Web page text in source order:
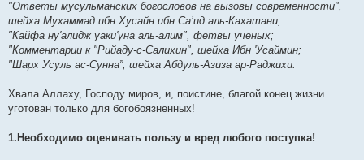
"Ответы мусульманских богословов на вызовы современности",
шейха Мухаммад ибн Хусайн ибн Са’ид аль-Кахатани;
"Кайфа ну'алидж уаки'уна аль-алим", фетвы ученых;
"Комментарии к "Рийаду-с-Салихин", шейха Ибн 'Усаймин;
"Шарх Усуль ас-Сунна”, шейха Абдуль-Азиза ар-Раджихи.
Хвала Аллаху, Господу миров, и, поистине, благой конец жизни
уготован только для богобоязненных!
1.Необходимо оценивать пользу и вред любого поступка!